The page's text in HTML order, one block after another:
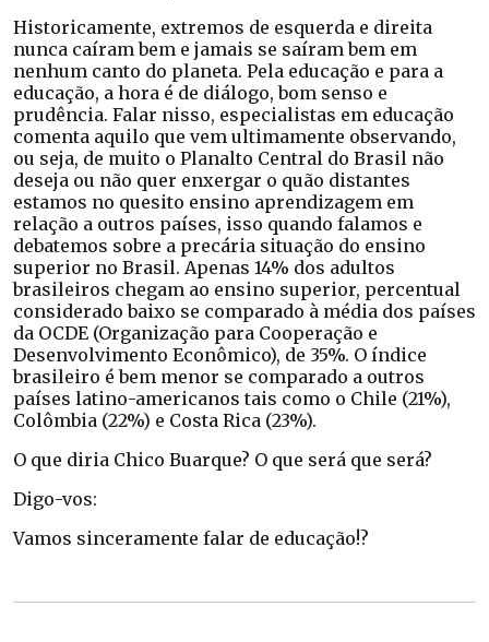
Historicamente, extremos de esquerda e direita
nunca caíram bem e jamais se saíram bem em
nenhum canto do planeta. Pela educação e para a
educação, a hora é de diálogo, bom senso e
prudência. Falar nisso, especialistas em educação
comenta aquilo que vem ultimamente observando,
ou seja, de muito o Planalto Central do Brasil não
deseja ou não quer enxergar o quão distantes
estamos no quesito ensino aprendizagem em
relação a outros países, isso quando falamos e
debatemos sobre a precária situação do ensino
superior no Brasil. Apenas 14% dos adultos
brasileiros chegam ao ensino superior, percentual
considerado baixo se comparado à média dos países
da OCDE (Organização para Cooperação e
Desenvolvimento Econômico), de 35%. O índice
brasileiro é bem menor se comparado a outros
países latino-americanos tais como o Chile (21%),
Colômbia (22%) e Costa Rica (23%).
O que diria Chico Buarque? O que será que será?
Digo-vos:
Vamos sinceramente falar de educação!?